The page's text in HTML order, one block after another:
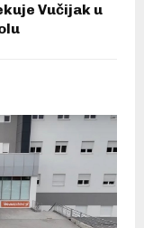
Vučijak u